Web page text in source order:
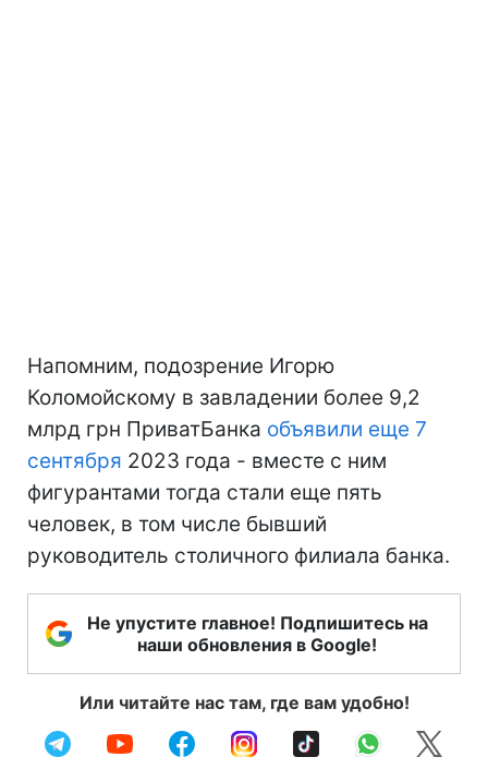
Напомним, подозрение Игорю
Коломойскому в завладении более 9,2
млрд грн ПриватБанка объявили еще 7
сентября 2023 года - вместе с ним
фигурантами тогда стали еще пять
человек, в том числе бывший
руководитель столичного филиала банка.
Не упустите главное! Подпишитесь на
наши обновления в Google!
Или читайте нас там, где вам удобно!